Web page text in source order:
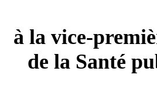
à la vice-
de la Santé